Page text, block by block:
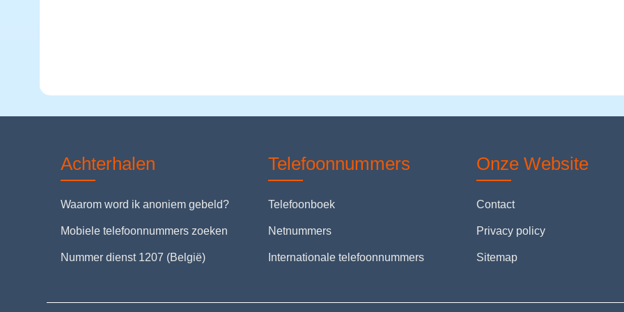
Achterhalen
Waarom word ik anoniem gebeld?
Mobiele telefoonnummers zoeken
Nummer dienst 1207 (België)
Telefoonnummers
Telefoonboek
Netnummers
Internationale telefoonnummers
Onze Website
Contact
Privacy policy
Sitemap